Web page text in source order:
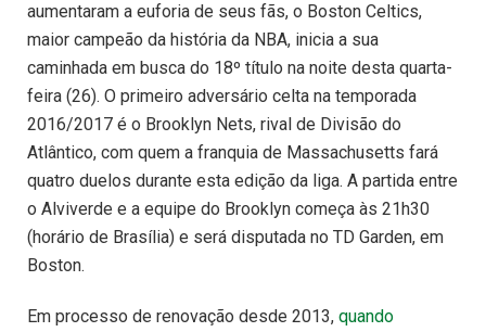
aumentaram a euforia de seus fãs, o Boston Celtics,
maior campeão da história da NBA, inicia a sua
caminhada em busca do 18º título na noite desta quarta-
feira (26). O primeiro adversário celta na temporada
2016/2017 é o Brooklyn Nets, rival de Divisão do
Atlântico, com quem a franquia de Massachusetts fará
quatro duelos durante esta edição da liga. A partida entre
o Alviverde e a equipe do Brooklyn começa às 21h30
(horário de Brasília) e será disputada no TD Garden, em
Boston.
Em processo de renovação desde 2013, quando